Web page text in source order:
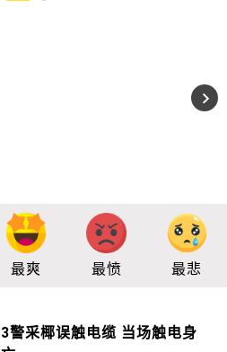
最爽 最愤 最悲
3警采椰误触电缆 当场触电身